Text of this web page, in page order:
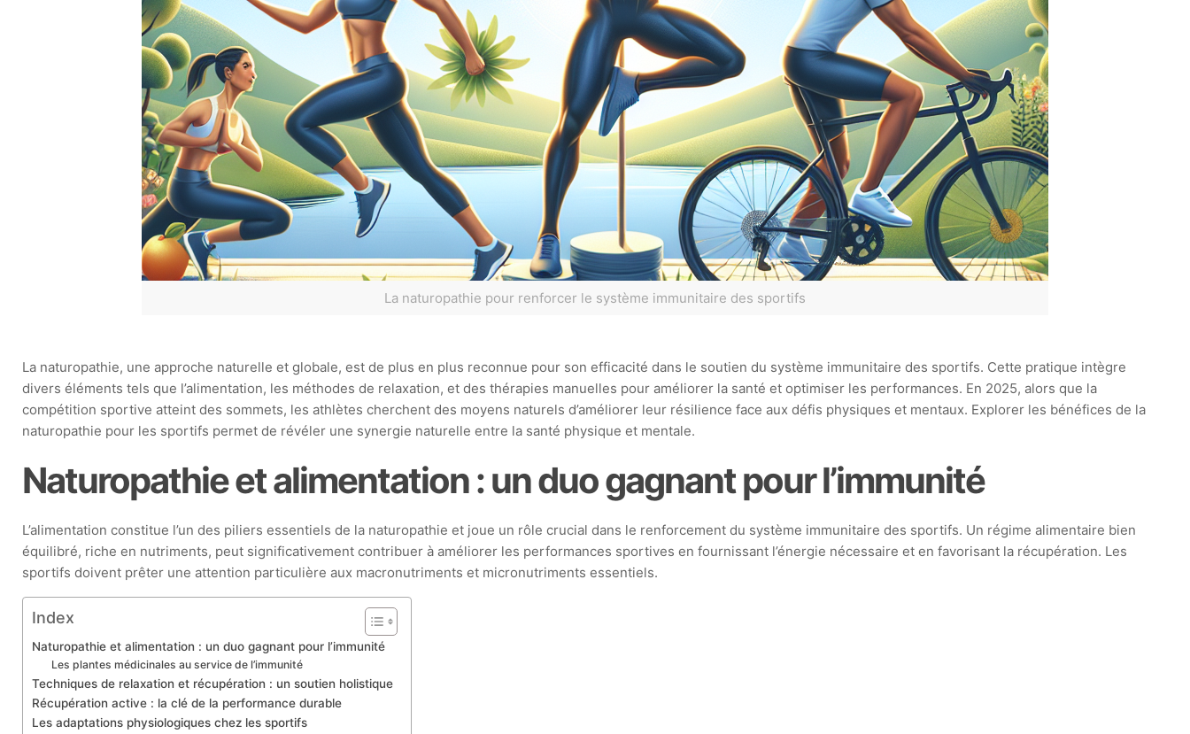
La naturopathie pour renforcer le système immunitaire des sportifs
La naturopathie, une approche naturelle et globale, est de plus en plus reconnue pour son efficacité dans le soutien du système immunitaire des sportifs. Cette pratique intègre
divers éléments tels que l’alimentation, les méthodes de relaxation, et des thérapies manuelles pour améliorer la santé et optimiser les performances. En 2025, alors que la
compétition sportive atteint des sommets, les athlètes cherchent des moyens naturels d’améliorer leur résilience face aux défis physiques et mentaux. Explorer les bénéfices de la
naturopathie pour les sportifs permet de révéler une synergie naturelle entre la santé physique et mentale.
Naturopathie et alimentation : un duo gagnant pour l’immunité
L’alimentation constitue l’un des piliers essentiels de la naturopathie et joue un rôle crucial dans le renforcement du système immunitaire des sportifs. Un régime alimentaire bien
équilibré, riche en nutriments, peut significativement contribuer à améliorer les performances sportives en fournissant l’énergie nécessaire et en favorisant la récupération. Les
sportifs doivent prêter une attention particulière aux macronutriments et micronutriments essentiels.
Index
Naturopathie et alimentation : un duo gagnant pour l’immunité
Les plantes médicinales au service de l’immunité
Techniques de relaxation et récupération : un soutien holistique
Récupération active : la clé de la performance durable
Les adaptations physiologiques chez les sportifs